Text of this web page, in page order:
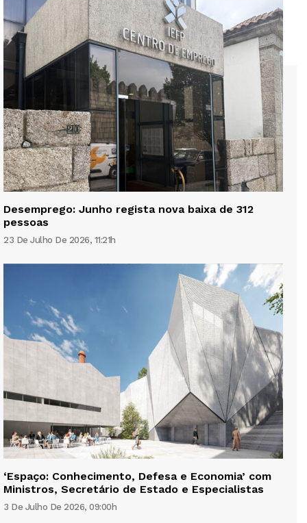
Desemprego: Junho regista nova baixa de 312
pessoas
23 De Julho De 2026, 11:21h
‘Espaço: Conhecimento, Defesa e Economia’ com
Ministros, Secretário de Estado e Especialistas
3 De Julho De 2026, 09:00h